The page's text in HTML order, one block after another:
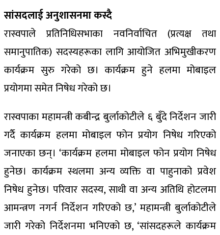
सांसदलाई अनुशासनमा कस्दै
रास्वपाले प्रतिनिधिसभाका नवनिर्वाचित (प्रत्यक्ष तथा
समानुपातिक) सदस्यहरूका लागि आयोजित अभिमुखीकरण
कार्यक्रम सुरु गरेको छ। कार्यक्रम हुने हलमा मोबाइल
प्रयोगमा समेत निषेध गरेको छ।
रास्वपाका महामन्त्री कबीन्द्र बुर्लाकोटीले ६ बुँदे निर्देशन जारी
गर्दै कार्यक्रम हलमा मोबाइल फोन प्रयोग निषेध गरिएको
जनाएका छन्। ‘कार्यक्रम हलमा मोबाइल फोन प्रयोग निषेध
हुनेछ। कार्यक्रम स्थलमा अन्य व्यक्ति वा पाहुनाको प्रवेश
निषेध हुनेछ। परिवार सदस्य, साथी वा अन्य अतिथि होटलमा
आमन्त्रण नगर्न निर्देशन गरिएको छ,’ महामन्त्री बुर्लाकोटीले
जारी गरेको निर्देशनमा भनिएको छ, ‘सांसदहरूले कार्यक्रम